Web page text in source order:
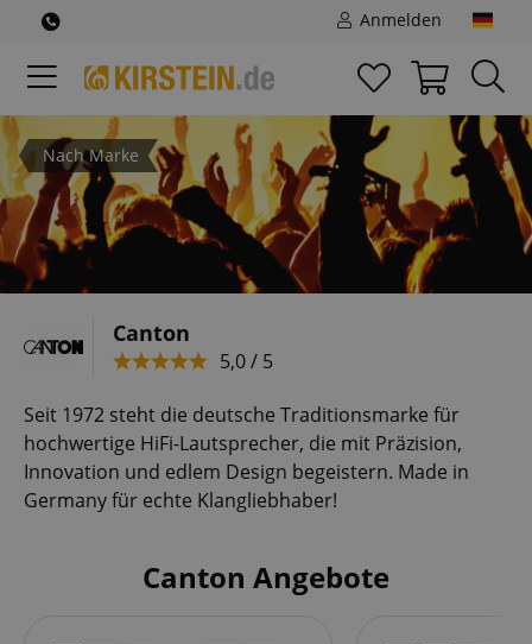
Anmelden
Nach Marke
Canton
5,0 / 5
Seit 1972 steht die deutsche Traditionsmarke für
hochwertige HiFi-Lautsprecher, die mit Präzision,
Innovation und edlem Design begeistern. Made in
Germany für echte Klangliebhaber!
Canton Angebote